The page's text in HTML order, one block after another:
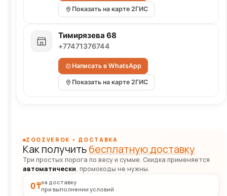
Показать на карте 2ГИС
Тимирязева 68
+77471376744
Написать в WhatsApp
Показать на карте 2ГИС
ZOOZVEROK • ДОСТАВКА
Как получитьбесплатную доставку
Три простых порога по весу и сумме. Скидка применяется
автоматически, промокоды не нужны.
0 ₸за доставку
при выполнении условий